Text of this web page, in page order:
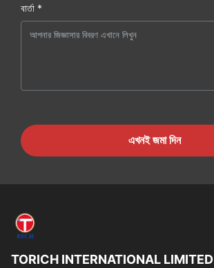
বার্তা *
এখনই জমা দিন
TORICH INTERNATIONAL LIMITED